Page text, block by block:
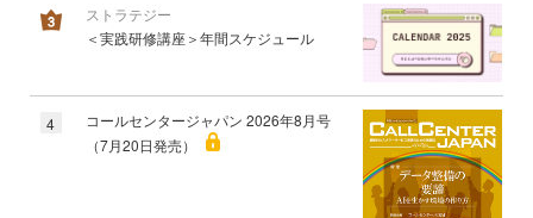
ストラテジー
＜実践研修講座＞年間スケジュール
4
コールセンタージャパン 2026年8月号
（7月20日発売）